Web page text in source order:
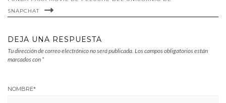
SNAPCHAT
DEJA UNA RESPUESTA
Tu dirección de correo electrónico no será publicada. Los campos obligatorios están
marcados con *
NOMBRE*